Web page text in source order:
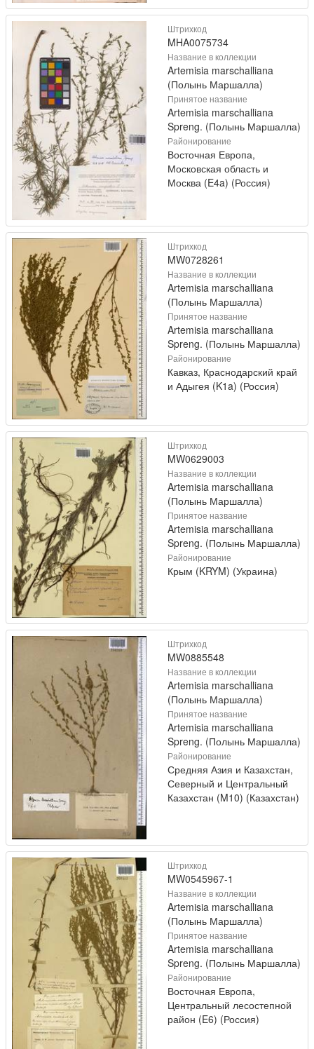
Штрихкод
MHA0075734
Название в коллекции
Artemisia marschalliana
(Полынь Маршалла)
Принятое название
Artemisia marschalliana
Spreng. (Полынь Маршалла)
Районирование
Восточная Европа,
Московская область и
Москва (E4a) (Россия)
Штрихкод
MW0728261
Название в коллекции
Artemisia marschalliana
(Полынь Маршалла)
Принятое название
Artemisia marschalliana
Spreng. (Полынь Маршалла)
Районирование
Кавказ, Краснодарский край
и Адыгея (K1a) (Россия)
Штрихкод
MW0629003
Название в коллекции
Artemisia marschalliana
(Полынь Маршалла)
Принятое название
Artemisia marschalliana
Spreng. (Полынь Маршалла)
Районирование
Крым (KRYM) (Украина)
Штрихкод
MW0885548
Название в коллекции
Artemisia marschalliana
(Полынь Маршалла)
Принятое название
Artemisia marschalliana
Spreng. (Полынь Маршалла)
Районирование
Средняя Азия и Казахстан,
Северный и Центральный
Казахстан (M10) (Казахстан)
Штрихкод
MW0545967-1
Название в коллекции
Artemisia marschalliana
(Полынь Маршалла)
Принятое название
Artemisia marschalliana
Spreng. (Полынь Маршалла)
Районирование
Восточная Европа,
Центральный лесостепной
район (E6) (Россия)